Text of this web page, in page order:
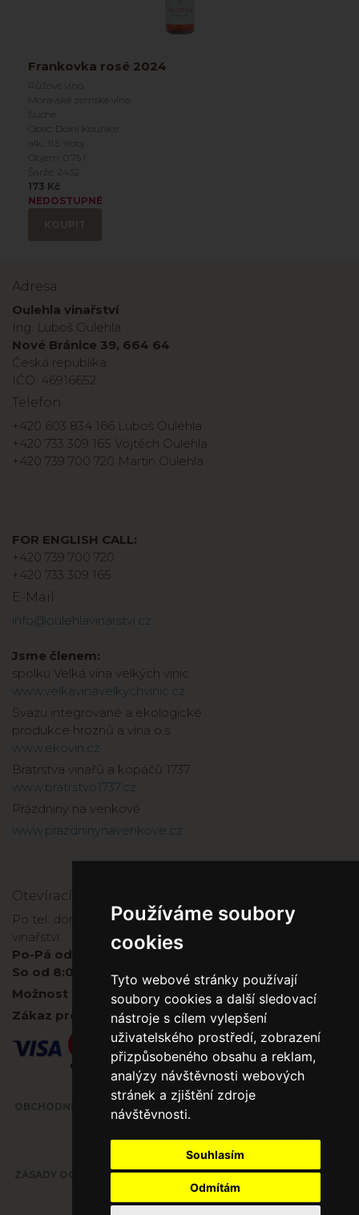
Používáme soubory
cookies
Tyto webové stránky používají
soubory cookies a další sledovací
nástroje s cílem vylepšení
uživatelského prostředí, zobrazení
přizpůsobeného obsahu a reklam,
analýzy návštěvnosti webových
stránek a zjištění zdroje
návštěvnosti.
Souhlasím
Odmítám
Frankovka rosé 2024
Růžové víno
Moravské zemské víno
Suché
Obec: Dolní Kounice
alk.: 11.5 %obj
Objem: 0.75 l
Šarže: 2432
173 Kč
NEDOSTUPNÉ
Adresa
Oulehla vinařství
Ing. Luboš Oulehla
Nové Bránice 39, 664 64
Česká republika
IČO: 46916652
Telefon
+420 603 834 166 Luboš Oulehla
+420 733 309 165 Vojtěch Oulehla
+420 739 700 720 Martin Oulehla
FOR ENGLISH CALL:
+420 739 700 720
+420 733 309 165
E-Mail
info@oulehlavinarstvi.cz
Jsme členem:
spolku Velká vína velkých vinic
www.velkavinavelkychvinic.cz
Svazu integrované a ekologické
produkce hroznů a vína o.s.
www.ekovin.cz
Bratrstva vinařů a kopáčů 1737
www.bratrstvo1737.cz
Prázdniny na venkově
www.prazdninynavenkove.cz
Otevírací doba
Po tel. domluvě je možné zakoupit víno přímo ve
vinařství:
Po-Pá od 8:00 do 17:00
So od 8:00-11:00
Možnost platby kartou na prodejně i na E - shopu.
Zákaz prodeje alkoholu osobám mladším 18 let.
OBCHODNÍ PODMÍNKY
ZÁSADY OCHRANY OSOBNÍCH ÚDAJŮ